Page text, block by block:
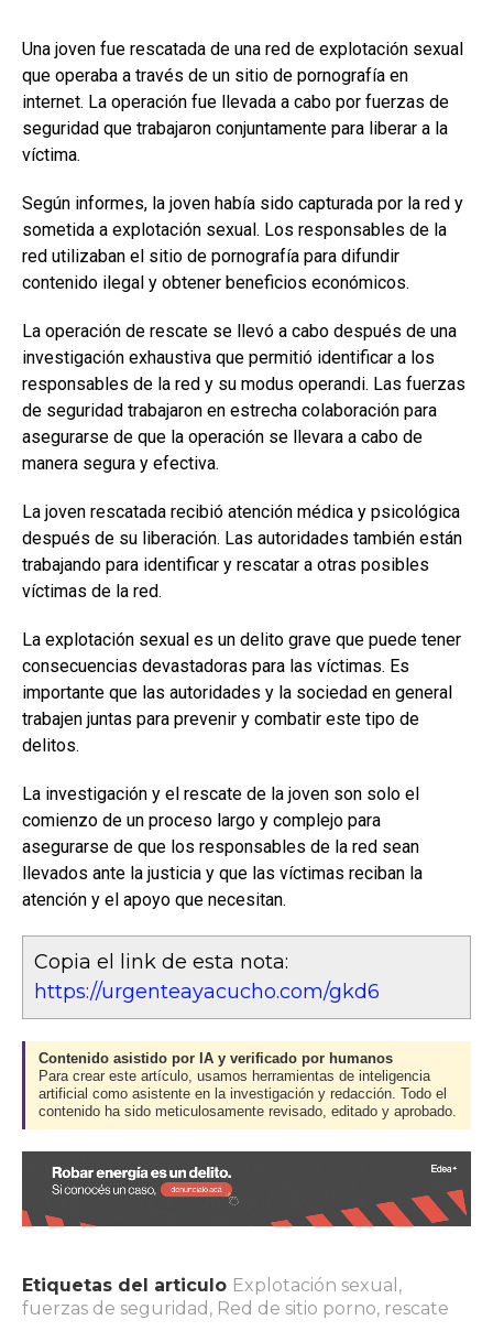
Una joven fue rescatada de una red de explotación sexual
que operaba a través de un sitio de pornografía en
internet. La operación fue llevada a cabo por fuerzas de
seguridad que trabajaron conjuntamente para liberar a la
víctima.
Según informes, la joven había sido capturada por la red y
sometida a explotación sexual. Los responsables de la
red utilizaban el sitio de pornografía para difundir
contenido ilegal y obtener beneficios económicos.
La operación de rescate se llevó a cabo después de una
investigación exhaustiva que permitió identificar a los
responsables de la red y su modus operandi. Las fuerzas
de seguridad trabajaron en estrecha colaboración para
asegurarse de que la operación se llevara a cabo de
manera segura y efectiva.
La joven rescatada recibió atención médica y psicológica
después de su liberación. Las autoridades también están
trabajando para identificar y rescatar a otras posibles
víctimas de la red.
La explotación sexual es un delito grave que puede tener
consecuencias devastadoras para las víctimas. Es
importante que las autoridades y la sociedad en general
trabajen juntas para prevenir y combatir este tipo de
delitos.
La investigación y el rescate de la joven son solo el
comienzo de un proceso largo y complejo para
asegurarse de que los responsables de la red sean
llevados ante la justicia y que las víctimas reciban la
atención y el apoyo que necesitan.
Copia el link de esta nota:
https://urgenteayacucho.com/gkd6
Contenido asistido por IA y verificado por humanos
Para crear este artículo, usamos herramientas de inteligencia
artificial como asistente en la investigación y redacción. Todo el
contenido ha sido meticulosamente revisado, editado y aprobado.
Etiquetas del articulo Explotación sexual ,
fuerzas de seguridad , Red de sitio porno, rescate